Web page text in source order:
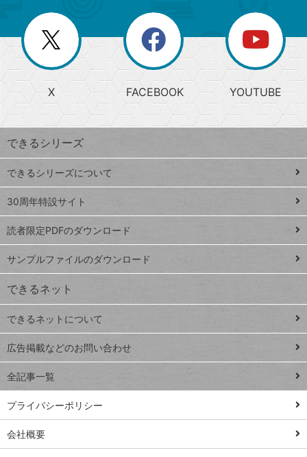
じ
る
search
検
索
上
昇
ワ
ー
ド
Google
スプレ
ッドシ
ート
iPhone
VLOOKUP
close
閉じ
る
閉
じ
る
ー
か
ら
探
す
ト
ッ
プ
ペ
ジ
連載
Excel Q&A
トイアンナ流仕
事術
PowerAutomate
ではじめる業務
の完全自動化
AI議事録作成術
X FACEBOOK YOUTUBE
できるシリーズ
できるシリーズについて
30周年特設サイト
読者限定PDFのダウンロード
サンプルファイルのダウンロード
できるネット
できるネットについて
広告掲載などのお問い合わせ
全記事一覧
プライバシーポリシー
会社概要